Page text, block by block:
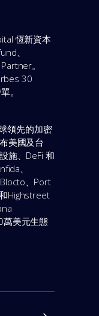
恆新資本
、
。
30
。
領先的加密
美國及台
施、DeFi 和
、
、Port
Highstreet
萬美元生態